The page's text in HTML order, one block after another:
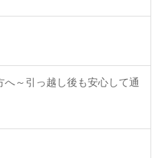
～引っ越し後も安心して通